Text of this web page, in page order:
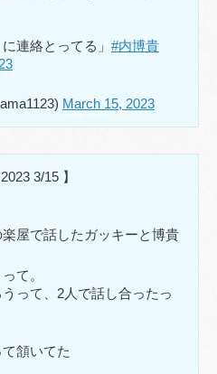
連絡とってる」 #内博貴
March 15, 2023
3/15 】
屋で話したガッキーと博貴
て。
って、2人で話し合ったっ
頷いてた